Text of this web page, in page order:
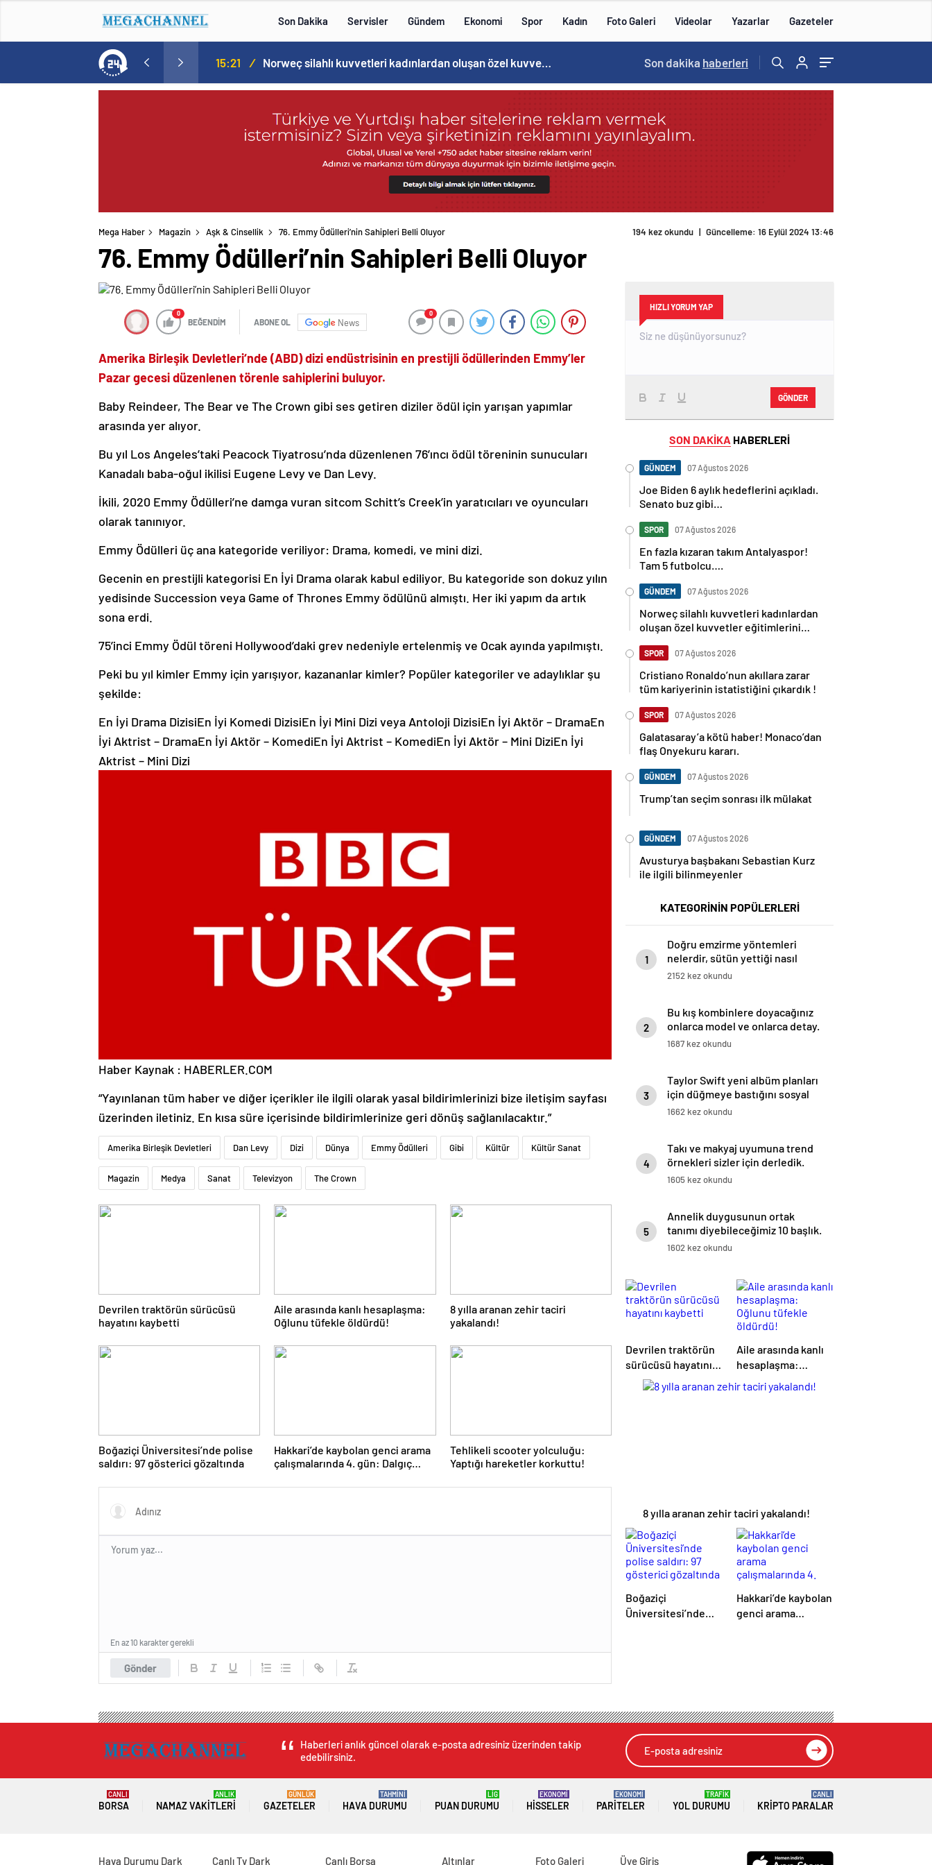
Son Dakika Servisler Gündem Ekonomi Spor Kadın Foto Galeri Videolar Yazarlar Gazeteler
Tam 5 futbolcu…. 15:21 / Norweç silahlı kuvvetleri kadınlardan oluşan özel kuvvetler eğitimlerini başlattı. 15:20 /
Son dakika haberleri
Mega Haber Magazin Aşk & Cinsellik 76. Emmy Ödülleri’nin Sahipleri Belli Oluyor 194 kez okundu | Güncelleme: 16 Eylül 2024 13:46
76. Emmy Ödülleri’nin Sahipleri Belli Oluyor
0
BEĞENDİM ABONE OL News
0
Amerika Birleşik Devletleri‘nde (ABD) dizi endüstrisinin en prestijli ödüllerinden Emmy’ler
Pazar gecesi düzenlenen törenle sahiplerini buluyor.
Baby Reindeer, The Bear ve The Crown gibi ses getiren diziler ödül için yarışan yapımlar
arasında yer alıyor.
Bu yıl Los Angeles’taki Peacock Tiyatrosu’nda düzenlenen 76’ıncı ödül töreninin sunucuları
Kanadalı baba-oğul ikilisi Eugene Levy ve Dan Levy.
İkili, 2020 Emmy Ödülleri’ne damga vuran sitcom Schitt’s Creek’in yaratıcıları ve oyuncuları
olarak tanınıyor.
Emmy Ödülleri üç ana kategoride veriliyor: Drama, komedi, ve mini dizi.
Gecenin en prestijli kategorisi En İyi Drama olarak kabul ediliyor. Bu kategoride son dokuz yılın
yedisinde Succession veya Game of Thrones Emmy ödülünü almıştı. Her iki yapım da artık
sona erdi.
75’inci Emmy Ödül töreni Hollywood’daki grev nedeniyle ertelenmiş ve Ocak ayında yapılmıştı.
Peki bu yıl kimler Emmy için yarışıyor, kazananlar kimler? Popüler kategoriler ve adaylıklar şu
şekilde:
En İyi Drama DizisiEn İyi Komedi DizisiEn İyi Mini Dizi veya Antoloji DizisiEn İyi Aktör – DramaEn
İyi Aktrist – DramaEn İyi Aktör – KomediEn İyi Aktrist – KomediEn İyi Aktör – Mini DiziEn İyi
Aktrist – Mini Dizi
Haber Kaynak : HABERLER.COM
“Yayınlanan tüm haber ve diğer içerikler ile ilgili olarak yasal bildirimlerinizi bize iletişim sayfası
üzerinden iletiniz. En kısa süre içerisinde bildirimlerinize geri dönüş sağlanılacaktır.”
Amerika Birleşik Devletleri Dan Levy Dizi Dünya Emmy Ödülleri Gibi Kültür Kültür Sanat
Magazin Medya Sanat Televizyon The Crown
Devrilen traktörün sürücüsü
hayatını kaybetti
Aile arasında kanlı hesaplaşma:
Oğlunu tüfekle öldürdü!
8 yılla aranan zehir taciri
yakalandı!
Boğaziçi Üniversitesi’nde polise
saldırı: 97 gösterici gözaltında
Hakkari’de kaybolan genci arama
çalışmalarında 4. gün: Dalgıç
Tehlikeli scooter yolculuğu:
Yaptığı hareketler korkuttu!
Gönder
En az 10 karakter gerekli
HIZLI YORUM YAP
GÖNDER
SON DAKİKA HABERLERİ
GÜNDEM 07 Ağustos 2026
Joe Biden 6 aylık hedeflerini açıkladı.
Senato buz gibi…
SPOR 07 Ağustos 2026
En fazla kızaran takım Antalyaspor!
Tam 5 futbolcu….
GÜNDEM 07 Ağustos 2026
Norweç silahlı kuvvetleri kadınlardan
oluşan özel kuvvetler eğitimlerini
SPOR 07 Ağustos 2026
Cristiano Ronaldo’nun akıllara zarar
tüm kariyerinin istatistiğini çıkardık !
SPOR 07 Ağustos 2026
Galatasaray’a kötü haber! Monaco’dan
flaş Onyekuru kararı.
GÜNDEM 07 Ağustos 2026
Trump’tan seçim sonrası ilk mülakat
GÜNDEM 07 Ağustos 2026
Avusturya başbakanı Sebastian Kurz
ile ilgili bilinmeyenler
KATEGORİNİN POPÜLERLERİ
1
Doğru emzirme yöntemleri
nelerdir, sütün yettiği nasıl
anlaşılır?
2152 kez okundu
2
Bu kış kombinlere doyacağınız
onlarca model ve onlarca detay.
1687 kez okundu
3
Taylor Swift yeni albüm planları
için düğmeye bastığını sosyal
medyadan duyurdu!
1662 kez okundu
4
Takı ve makyaj uyumuna trend
örnekleri sizler için derledik.
1605 kez okundu
5
Annelik duygusunun ortak
tanımı diyebileceğimiz 10 başlık.
1602 kez okundu
Devrilen traktörün
sürücüsü hayatını
kaybetti
Aile arasında kanlı
hesaplaşma:
Oğlunu tüfekle
öldürdü!
8 yılla aranan zehir taciri yakalandı!
Boğaziçi
Üniversitesi’nde
Hakkari’de kaybolan
genci arama
Haberleri anlık güncel olarak e-posta adresiniz üzerinden takip
edebilirsiniz.
BORSA
CANLI
NAMAZ VAKITLERI
ANLIK
GAZETELER
GÜNLÜK
HAVA DURUMU
TAHMİNİ
PUAN DURUMU
LİG
HISSELER
EKONOMİ
PARITELER
EKONOMİ
YOL DURUMU
TRAFİK
KRIPTO PARALAR
CANLI
Hava Durumu Dark Canlı Tv Dark Canlı Borsa Altınlar Foto Galeri Üye Giriş